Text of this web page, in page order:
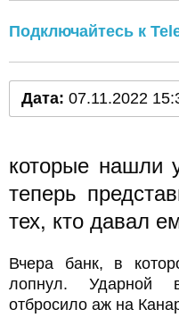
Подключайтесь к
Дата: 07.11.2022
которые нашли
теперь
тех, кто давал
Вчера банк, в
лопнул. Ударной
отбросило аж на